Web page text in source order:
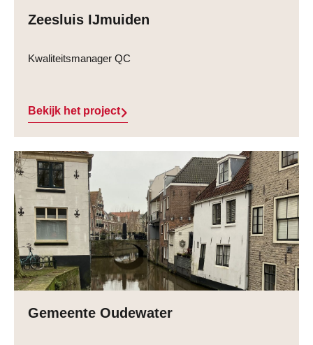
Zeesluis IJmuiden
Kwaliteitsmanager QC
Bekijk het project
Gemeente Oudewater